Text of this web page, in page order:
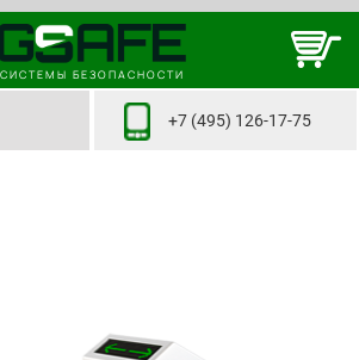
СИСТЕМЫ БЕЗОПАСНОСТИ
+7 (495) 126-17-75